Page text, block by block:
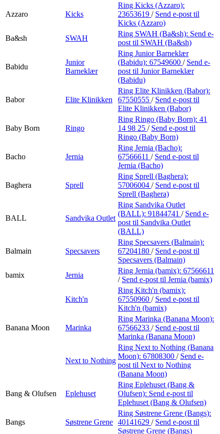
Azzaro Kicks
Ring Kicks (Azzaro):
23653619 / Send e-post til
Kicks (Azzaro)
Ba&sh
SWAH
Ring SWAH (Ba&sh): Send e-
post til SWAH (Ba&sh)
Babidu
Junior
Barneklær
Ring Junior Barneklær
(Babidu): 67549600 / Send e-
post til Junior Barneklær
(Babidu)
Babor Elite Klinikken
Ring Elite Klinikken (Babor):
67550555 / Send e-post til
Elite Klinikken (Babor)
Baby Born Ringo
Ring Ringo (Baby Born): 41
14 98 25 / Send e-post til
Ringo (Baby Born)
Bacho Jernia
Ring Jernia (Bacho):
67566611 / Send e-post til
Jernia (Bacho)
Baghera Sprell
Ring Sprell (Baghera):
57006004 / Send e-post til
Sprell (Baghera)
BALL Sandvika Outlet
Ring Sandvika Outlet
(BALL): 91844741 / Send e-
post til Sandvika Outlet
(BALL)
Balmain Specsavers
Ring Specsavers (Balmain):
67204180 / Send e-post til
Specsavers (Balmain)
bamix
Jernia
Ring Jernia (bamix): 67566611
/ Send e-post til Jernia (bamix)
Kitch'n
Ring Kitch'n (bamix):
67550960 / Send e-post til
Kitch'n (bamix)
Banana Moon Marinka
Ring Marinka (Banana Moon):
67566233 / Send e-post til
Marinka (Banana Moon)
Next to Nothing
Ring Next to Nothing (Banana
Moon): 67808300 / Send e-
post til Next to Nothing
(Banana Moon)
Bang & Olufsen Eplehuset
Ring Eplehuset (Bang &
Olufsen): Send e-post til
Eplehuset (Bang & Olufsen)
Bangs Søstrene Grene
Ring Søstrene Grene (Bangs):
40141629 / Send e-post til
Søstrene Grene (Bangs)